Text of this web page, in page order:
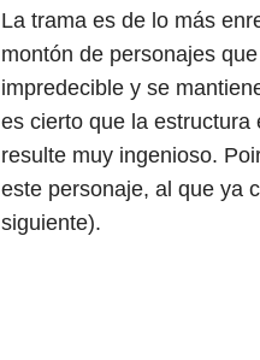
La trama es de lo más
montón de personajes
impredecible y se
es cierto que la
resulte muy ingenioso.
este personaje, al que ya
siguiente).